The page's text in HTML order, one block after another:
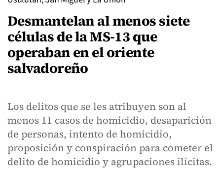
Desmantelan al menos siete
células de la MS-13 que
operaban en el oriente
salvadoreño
Los delitos que se les atribuyen son al
menos 11 casos de homicidio, desaparición
de personas, intento de homicidio,
proposición y conspiración para cometer el
delito de homicidio y agrupaciones ilícitas.